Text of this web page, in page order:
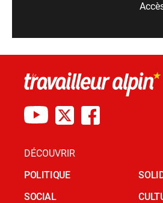
DÉCOUVRIR
POLITIQUE
SOCIAL